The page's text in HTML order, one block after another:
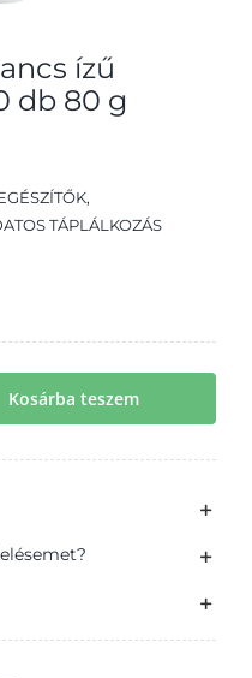
ízű
db 80 g
TÁPLÁLKOZÁS
Kosárba teszem